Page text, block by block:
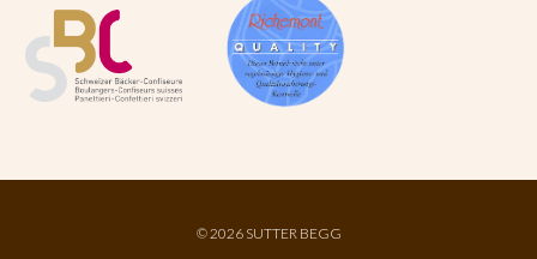
©2026 SUTTER BEGG